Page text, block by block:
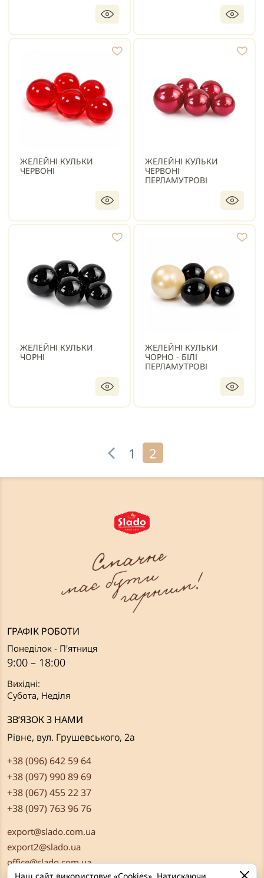
ЖЕЛЕЙНІ КУЛЬКИ
ЧЕРВОНІ
ЖЕЛЕЙНІ КУЛЬКИ
ЧЕРВОНІ
ПЕРЛАМУТРОВІ
ЖЕЛЕЙНІ КУЛЬКИ
ЧОРНІ
ЖЕЛЕЙНІ КУЛЬКИ
ЧОРНО - БІЛІ
ПЕРЛАМУТРОВІ
1 2
ГРАФІК РОБОТИ
Понеділок - П'ятниця
9:00 – 18:00
Вихідні:
Субота, Неділя
ЗВ’ЯЗОК З НАМИ
Рівне, вул. Грушевського, 2а
+38 (096) 642 59 64
+38 (097) 990 89 69
+38 (067) 455 22 37
+38 (097) 763 96 76
export@slado.com.ua
export2@slado.ua
office@slado.com.ua